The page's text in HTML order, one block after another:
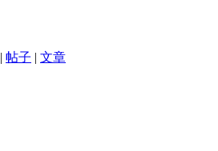
| 帖子 | 文章